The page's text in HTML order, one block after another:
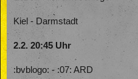
Kiel - Darmstadt
2.2. 20:45 Uhr
:bvblogo: - :07: ARD